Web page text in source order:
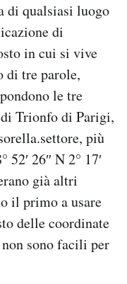
di qualsiasi luogo
di
in cui si vive
di tre parole,
le tre
Trionfo di Parigi,
più
26″ N 2° 17′
già altri
il primo a usare
delle coordinate
sono facili per